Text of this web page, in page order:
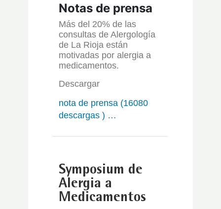
Notas de prensa
Más del 20% de las
consultas de Alergología
de La Rioja están
motivadas por alergia a
medicamentos.
Descargar
nota de prensa (16080
descargas ) …
Symposium de
Alergia a
Medicamentos